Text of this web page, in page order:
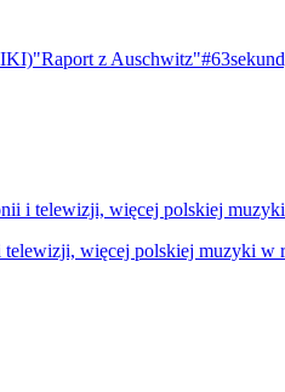
"Raport z Auschwitz"
i telewizji, więcej polskiej muzyki